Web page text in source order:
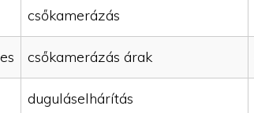
csőkamerázás
csőkamerázás árak
duguláselhárítás